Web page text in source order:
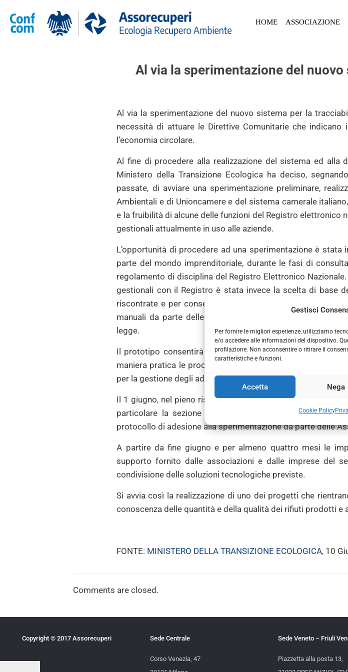
Gestisci
Per fornire le migliori esperienze, utilizziamo
e/o accedere alle informazioni del dispositivo.
profilazione. Non acconsentire o ritirare il
caratteristiche e funzioni.
Accetta Nega
Cookie Policy
HOME ASSOCIAZIONE
Al via la sperimentazione del
Al via la sperimentazione del nuovo sistema per la
necessità di attuare le Direttive Comunitarie che
l’economia circolare.
Al fine di procedere alla realizzazione del sistema ed alla
Ministero della Transizione Ecologica ha deciso,
passate, di avviare una sperimentazione preliminare,
Ambientali e di Unioncamere e del sistema camerale
e la fruibilità di alcune delle funzioni del Registro elettronico
gestionali attualmente in uso alle aziende.
L’opportunità di procedere ad una sperimentazione è
parte del mondo imprenditoriale, durante le fasi di
regolamento di disciplina del Registro Elettronico
gestionali con il Registro è stata invece la scelta di base
riscontrate e per consentire la realizzazione degli
manuali da parte delle imprese, perché saranno i sistemi
legge.
Il prototipo consentirà alle imprese tenute all’iscrizione al
maniera pratica le procedure operative che con
per la gestione degli adempimenti.
Il 1 giugno, nel pieno rispetto dei tempi previsti, è stata
particolare la sezione riservata al Laboratorio
protocollo di adesione alla sperimentazione da parte delle
A partire da fine giugno e per almeno quattro mesi le
supporto fornito dalle associazioni e dalle imprese del
condivisione delle soluzioni tecnologiche previste.
Si avvia così la realizzazione di uno dei progetti che
conoscenza delle quantità e della qualità dei rifiuti prodotti e
FONTE: MINISTERO DELLA TRANSIZIONE ECOLOGICA, 10
Comments are closed.
Copyright © 2017 Assorecuperi Sede Centrale
Corso Venezia, 47
Sede Veneto – Friuli
Piazzetta alla posta 13,